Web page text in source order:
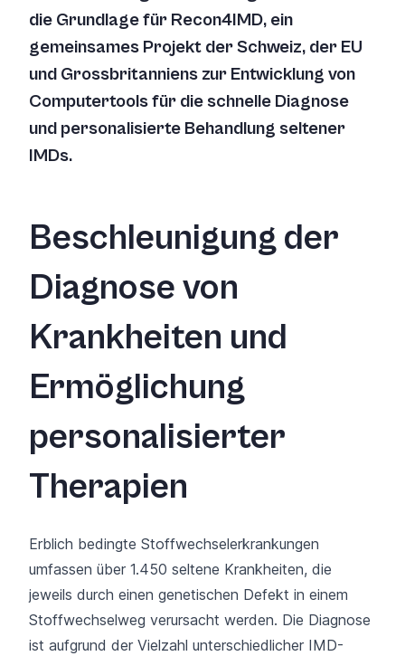
die Grundlage für Recon4IMD, ein
gemeinsames Projekt der Schweiz, der EU
und Grossbritanniens zur Entwicklung von
Computertools für die schnelle Diagnose
und personalisierte Behandlung seltener
IMDs.
Beschleunigung der
Diagnose von
Krankheiten und
Ermöglichung
personalisierter
Therapien
Erblich bedingte Stoffwechselerkrankungen
umfassen über 1.450 seltene Krankheiten, die
jeweils durch einen genetischen Defekt in einem
Stoffwechselweg verursacht werden. Die Diagnose
ist aufgrund der Vielzahl unterschiedlicher IMD-